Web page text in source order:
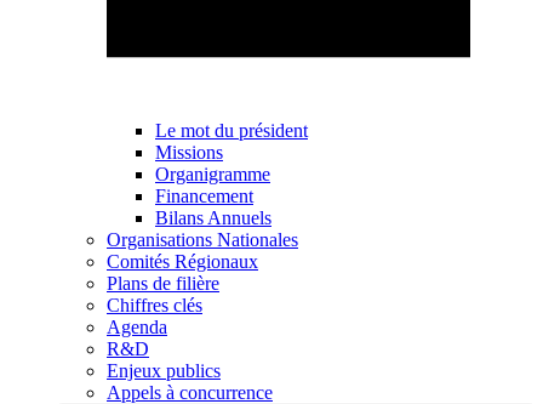
Le mot du président
Missions
Organigramme
Financement
Bilans Annuels
Organisations Nationales
Comités Régionaux
Plans de filière
Chiffres clés
Agenda
R&D
Enjeux publics
Appels à concurrence